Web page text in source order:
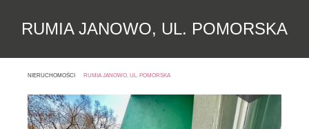
RUMIA JANOWO, UL. POMORSKA
NIERUCHOMOŚCI RUMIA JANOWO, UL. POMORSKA